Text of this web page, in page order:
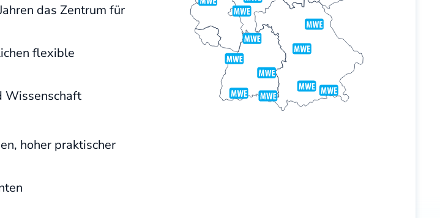
das Zentrum für
flexible
Wissenschaft
hoher praktischer